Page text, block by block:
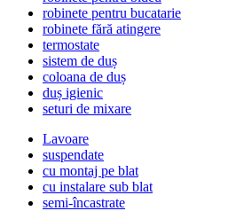
robinete pentru bucatarie
robinete fără atingere
termostate
sistem de duș
coloana de duș
duș igienic
seturi de mixare
Lavoare
suspendate
cu montaj pe blat
cu instalare sub blat
semi-încastrate